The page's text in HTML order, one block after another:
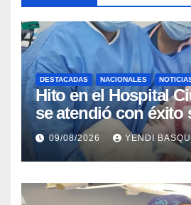
DESTACADAS NACIONALES
Hito en el Hospital
se atendió con éxito
parto gemelar
09/08/2026 YENDI